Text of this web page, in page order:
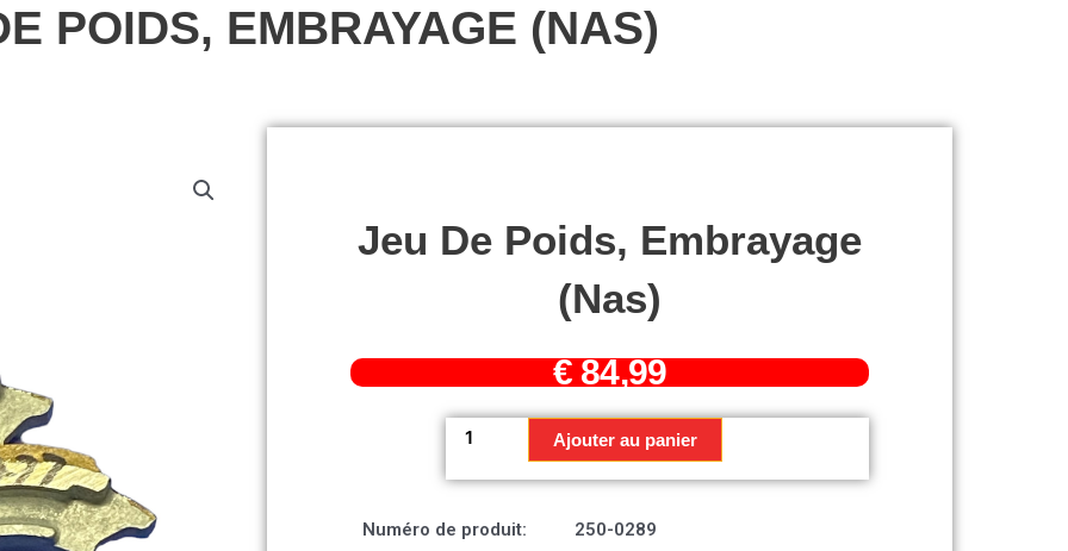
POIDS, EMBRAYAGE (NAS)
Jeu De Poids, Embrayage
(nas)
€84,99
quantité
Jeu
poids,
Ajouter au panier
Numéro de produit: 250-0289